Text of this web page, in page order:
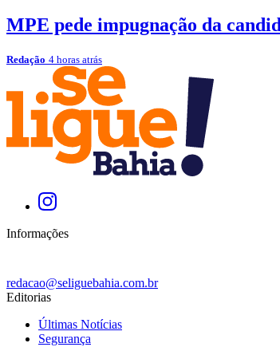
MPE pede impugnação da
Redação 4 horas atrás
Informações
redacao@seliguebahia.com.br
Editorias
Últimas Notícias
Segurança